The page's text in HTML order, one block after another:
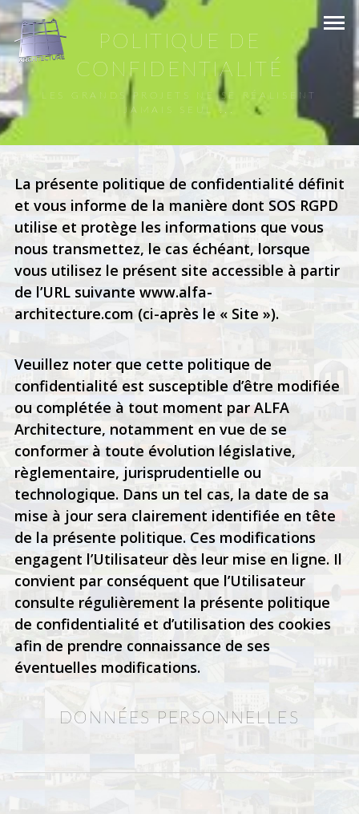
POLITIQUE DE
CONFIDENTIALITÉ
LES GRANDS PROJETS NE SE RÉALISENT
JAMAIS SEUL ...
La présente politique de confidentialité définit
et vous informe de la manière dont SOS RGPD
utilise et protège les informations que vous
nous transmettez, le cas échéant, lorsque
vous utilisez le présent site accessible à partir
de l’URL suivante www.alfa-
architecture.com (ci-après le « Site »).
Veuillez noter que cette politique de
confidentialité est susceptible d’être modifiée
ou complétée à tout moment par ALFA
Architecture, notamment en vue de se
conformer à toute évolution législative,
règlementaire, jurisprudentielle ou
technologique. Dans un tel cas, la date de sa
mise à jour sera clairement identifiée en tête
de la présente politique. Ces modifications
engagent l’Utilisateur dès leur mise en ligne. Il
convient par conséquent que l’Utilisateur
consulte régulièrement la présente politique
de confidentialité et d’utilisation des cookies
afin de prendre connaissance de ses
éventuelles modifications.
DONNÉES PERSONNELLES